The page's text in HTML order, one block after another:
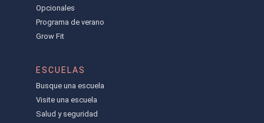
Opcionales
Programa de verano
Grow Fit
ESCUELAS
Busque una escuela
Visite una escuela
Salud y seguridad